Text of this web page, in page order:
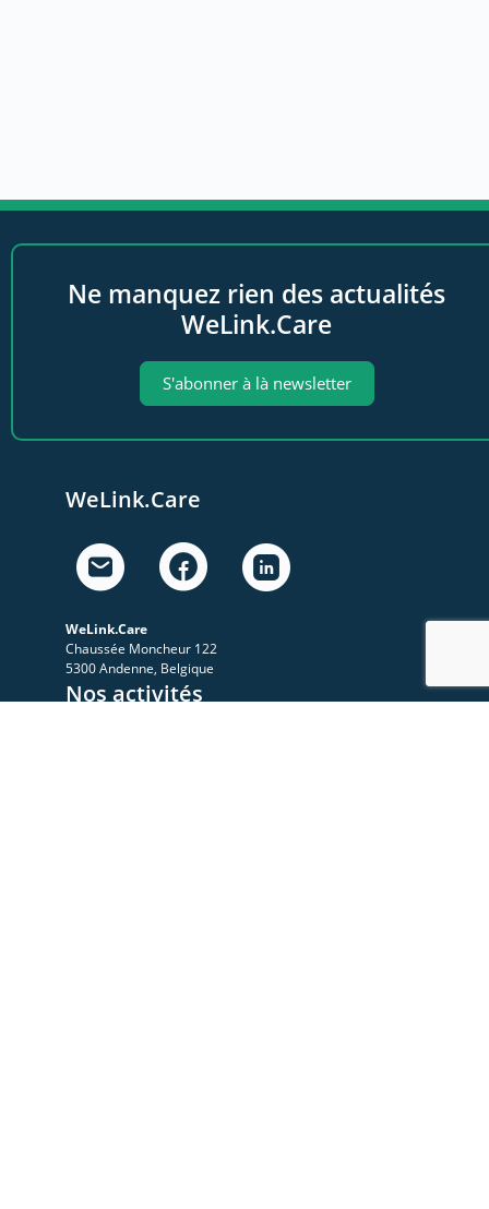
Ne manquez rien des actualités
WeLink.Care
S'abonner à là newsletter
WeLink.Care
WeLink.Care
Chaussée Moncheur 122
5300 Andenne, Belgique
Nos activités